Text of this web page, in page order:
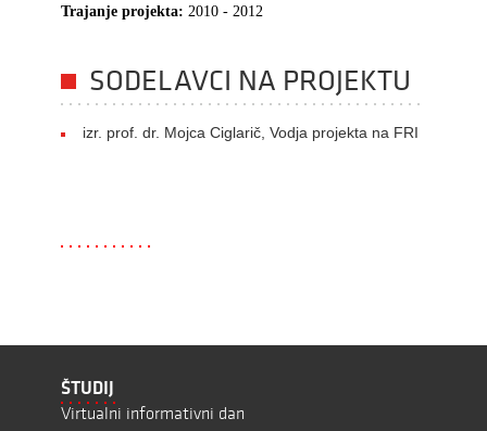
Trajanje projekta: 2010 - 2012
SODELAVCI NA PROJEKTU
izr. prof. dr. Mojca Ciglarič, Vodja projekta na FRI
ŠTUDIJ
Virtualni informativni dan